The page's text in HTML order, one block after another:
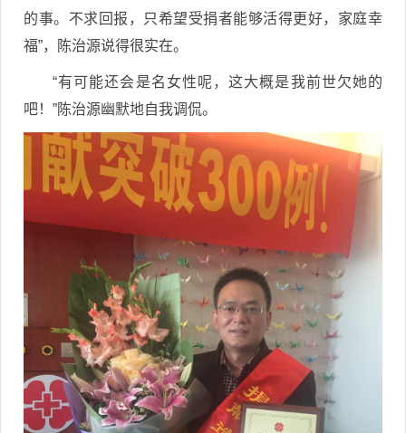
的事。不求回报，只希望受捐者能够活得更好，家庭幸
福”，陈治源说得很实在。
“有可能还会是名女性呢，这大概是我前世欠她的
吧！”陈治源幽默地自我调侃。